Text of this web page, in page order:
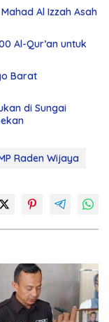
Al Izzah Asah
Al-Qur’an untuk
Barat
di Sungai
Raden Wijaya